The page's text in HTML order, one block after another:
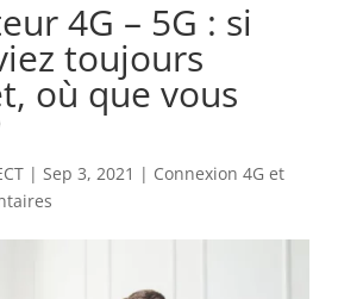
4G – 5G : si
toujours
où que vous
| Sep 3, 2021 | Connexion 4G et